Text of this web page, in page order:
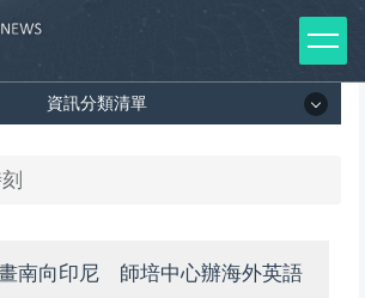
資訊分類清單
單
南向印尼 師培中心辦海外英語